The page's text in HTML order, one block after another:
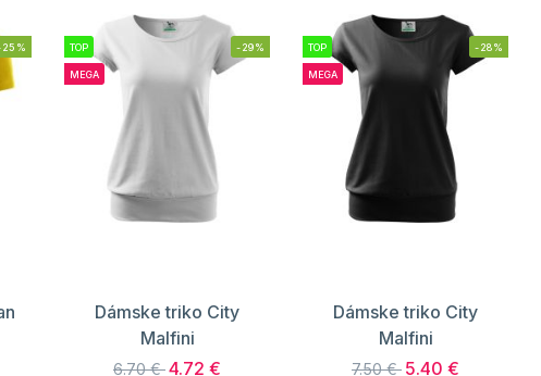
TOP
MEGA
-29%
Dámske triko City
Malfini
6.70 €4.72 €
TOP
MEGA
-28%
Dámske triko City
Malfini
7.50 € 5.40 €